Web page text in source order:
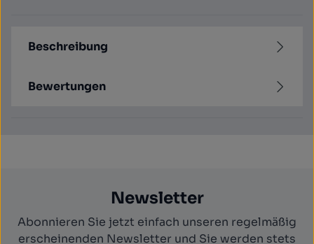
Beschreibung
Bewertungen
Newsletter
Abonnieren Sie jetzt einfach unseren regelmäßig
erscheinenden Newsletter und Sie werden stets